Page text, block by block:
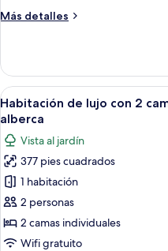
vista
alberca
Más detalles
Más
individual
de
lujo,
vista
la
alberca
Abrir
todas
las
fotos
de
Habitación
de
lujo
con
18
Habitación de lujo con 2
alberca
Vista al jardín
377 pies cuadrados
1 habitación
2 personas
2 camas individuales
Wifi gratuito